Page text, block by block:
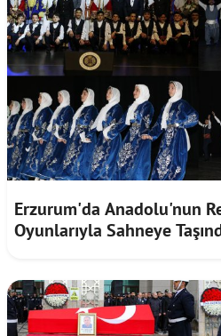
Erzurum'da Anadolu'nun
Oyunlarıyla Sahneye